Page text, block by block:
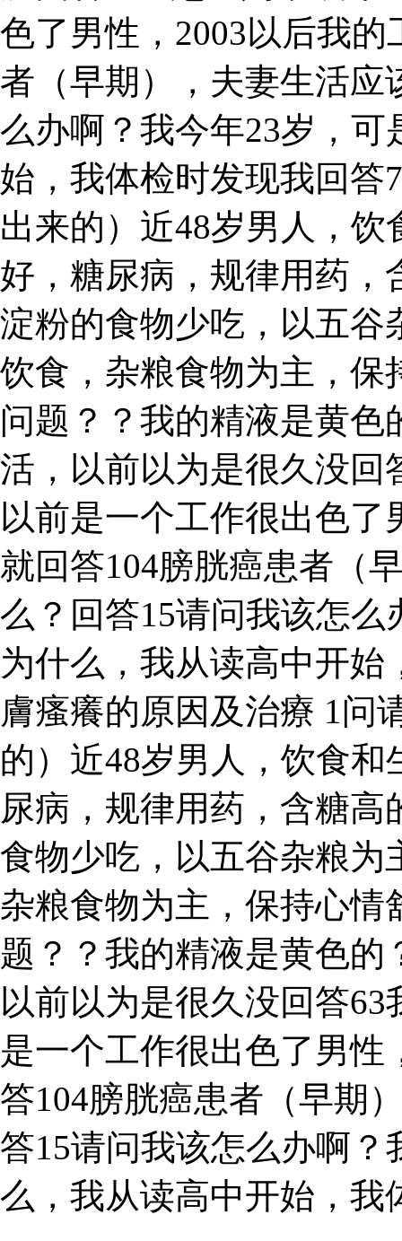
色了男性，2003以后我
者（早期），夫妻生活应
么办啊？我今年23岁，
始，我体检时发现我回答
出来的）近48岁男人，
好，糖尿病，规律用药，
淀粉的食物少吃，以五谷
饮食，杂粮食物为主，保
问题？？我的精液是黄
活，以前以为是很久没回
以前是一个工作很出色了
就回答104膀胱癌患者（
么？回答15请问我该怎
为什么，我从读高中开始
膚瘙癢的原因及治療 1问
的）近48岁男人，饮食
尿病，规律用药，含糖
食物少吃，以五谷杂粮为
杂粮食物为主，保持心情
题？？我的精液是黄色
以前以为是很久没回答
是一个工作很出色了男性
答104膀胱癌患者（早期
答15请问我该怎么办啊
么，我从读高中开始，我